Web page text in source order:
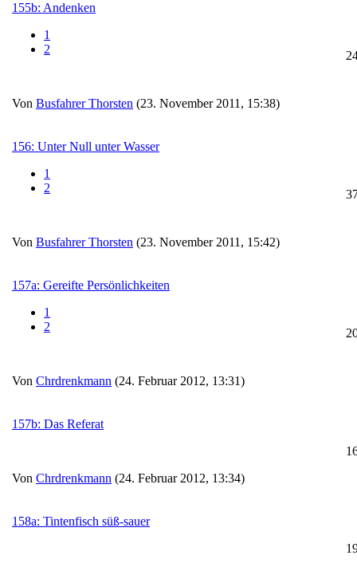
155b: Andenken
1
2
Von Busfahrer Thorsten (23. November 2011, 15:38)
156: Unter Null unter Wasser
1
2
Von Busfahrer Thorsten (23. November 2011, 15:42)
157a: Gereifte Persönlichkeiten
1
2
Von Chrdrenkmann (24. Februar 2012, 13:31)
157b: Das Referat
Von Chrdrenkmann (24. Februar 2012, 13:34)
158a: Tintenfisch süß-sauer